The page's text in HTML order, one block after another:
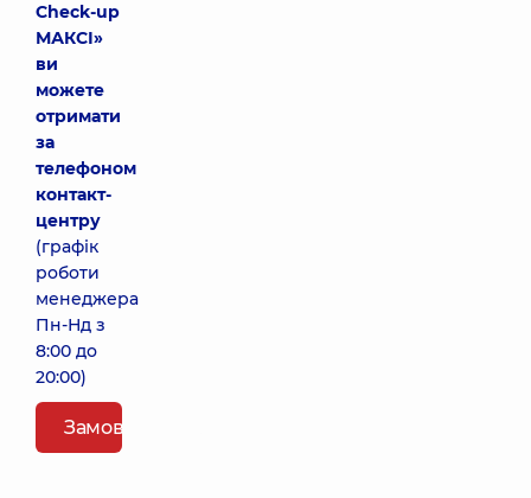
Check-up
МАКСІ»
ви
можете
отримати
за
телефоном
контакт-
центру
(графік
роботи
менеджера
Пн-Нд з
8:00 до
20:00)
Замовити пакет